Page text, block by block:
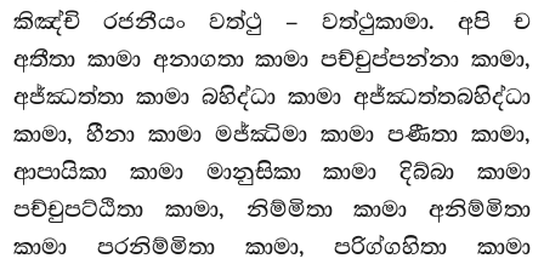
කිඤ්චි රජනීයං වත්ථු – වත්ථුකාමා. අපි ච
අතීතා කාමා අනාගතා කාමා පච්චුප්පන්නා කාමා,
අජ්ඣත්තා කාමා බහිද්ධා කාමා අජ්ඣත්තබහිද්ධා
කාමා, හීනා කාමා මජ්ඣිමා කාමා පණීතා කාමා,
ආපායිකා කාමා මානුසිකා කාමා දිබ්බා කාමා
පච්චුපට්ඨිතා කාමා, නිම්මිතා කාමා අනිම්මිතා
කාමා පරනිම්මිතා කාමා, පරිග්ගහිතා කාමා